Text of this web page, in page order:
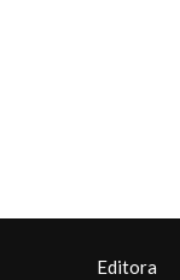
Editora